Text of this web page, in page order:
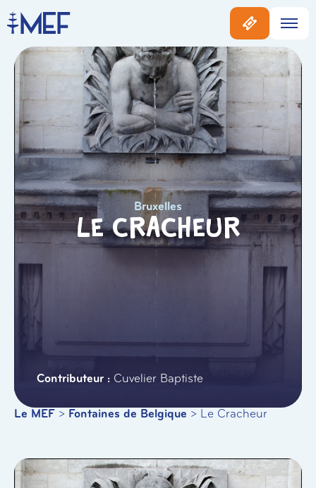
Bruxelles
Le Cracheur
Cuvelier Baptiste
Le MEF > Fontaines de Belgique > Le Cracheur